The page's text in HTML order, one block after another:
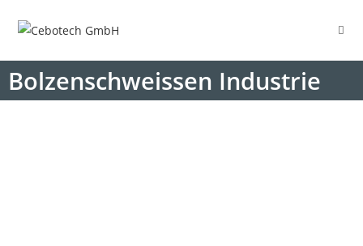
Bolzenschweissen Industrie